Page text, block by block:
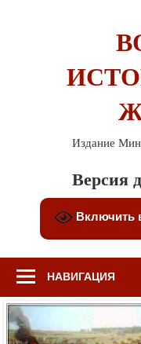
Издание
Версия
Включить
НАВИГАЦИЯ